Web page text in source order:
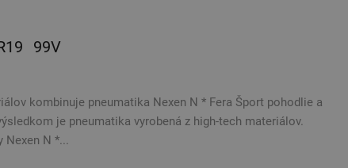
99V
kombinuje pneumatika Nexen N * Fera Šport pohodlie a
je pneumatika vyrobená z high-tech materiálov.
Nexen N *...